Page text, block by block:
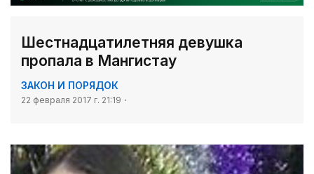
Шестнадцатилетняя девушка
пропала в Мангистау
ЗАКОН И ПОРЯДОК
22 февраля 2017 г. 21:19